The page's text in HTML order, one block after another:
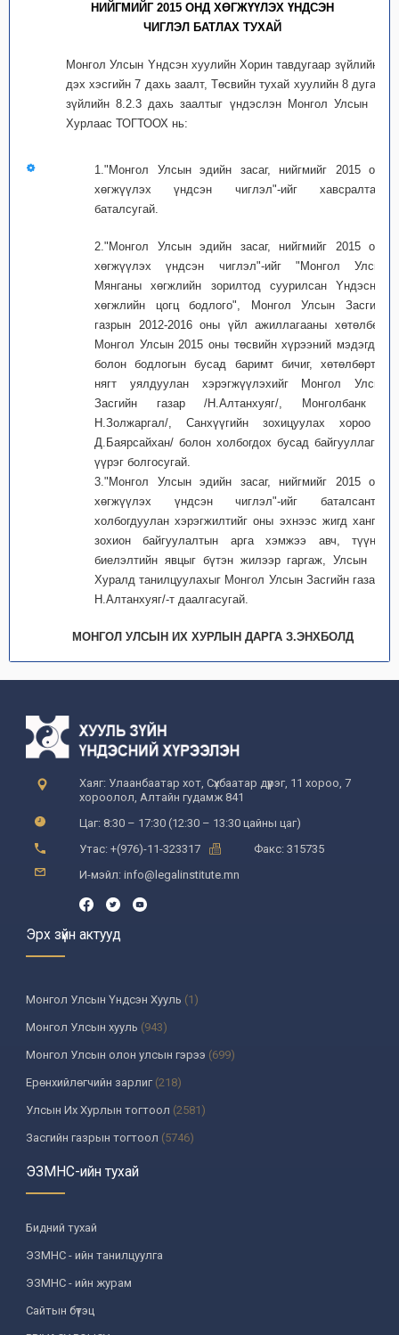
НИЙГМИЙГ 2015 ОНД ХӨГЖҮҮЛЭХ ҮНДСЭН
ЧИГЛЭЛ БАТЛАХ ТУХАЙ
Монгол Улсын Yндсэн хуулийн Хорин тавдугаар зүйлийн 1
дэх хэсгийн 7 дахь заалт, Төсвийн тухай хуулийн 8 дугаар
зүйлийн 8.2.3 дахь заалтыг үндэслэн Монгол Улсын Их
Хурлаас ТОГТООХ нь:
1."Монгол Улсын эдийн засаг, нийгмийг 2015 онд
хөгжүүлэх үндсэн чиглэл"-ийг хавсралтаар
баталсугай.
2."Монгол Улсын эдийн засаг, нийгмийг 2015 онд
хөгжүүлэх үндсэн чиглэл"-ийг "Монгол Улсын
Мянганы хөгжлийн зорилтод суурилсан Yндэсний
хөгжлийн цогц бодлого", Монгол Улсын Засгийн
газрын 2012-2016 оны үйл ажиллагааны хөтөлбөр,
Монгол Улсын 2015 оны төсвийн хүрээний мэдэгдэл
болон бодлогын бусад баримт бичиг, хөтөлбөртэй
нягт уялдуулан хэрэгжүүлэхийг Монгол Улсын
Засгийн газар /Н.Алтанхуяг/, Монголбанк /
Н.Золжаргал/, Санхүүгийн зохицуулах хороо /
Д.Баярсайхан/ болон холбогдох бусад байгууллагад
үүрэг болгосугай.
3."Монгол Улсын эдийн засаг, нийгмийг 2015 онд
хөгжүүлэх үндсэн чиглэл"-ийг баталсантай
холбогдуулан хэрэгжилтийг оны эхнээс жигд хангах
зохион байгуулалтын арга хэмжээ авч, түүний
биелэлтийн явцыг бүтэн жилээр гаргаж, Улсын Их
Хуралд танилцуулахыг Монгол Улсын Засгийн газар /
Н.Алтанхуяг/-т даалгасугай.
МОНГОЛ УЛСЫН ИХ ХУРЛЫН ДАРГА З.ЭНХБОЛД
Хаяг: Улаанбаатар хот, Сүхбаатар дүүрэг, 11 хороо, 7
хороолол, Алтайн гудамж 841
Цаг: 8:30 – 17:30 (12:30 – 13:30 цайны цаг)
Утас: +(976)-11-323317
Факс: 315735
И-мэйл: info@legalinstitute.mn
Эрх зүйн актууд
Монгол Улсын Үндсэн Хууль (1)
Монгол Улсын хууль (943)
Монгол Улсын олон улсын гэрээ (699)
Ерөнхийлөгчийн зарлиг(218)
Улсын Их Хурлын тогтоол (2581)
Засгийн газрын тогтоол (5746)
Үндсэн хуулийн цэцийн шийдвэр
Улсын дээд шүүхийн тогтоол
УИХ-аас томилогддог байгууллагын дарга, түүнтэй адилтгах албан
тушаалтны шийдвэр
Сайдын тушаал(987)
Засгийн газрын агентлагийн даргын тушаал
Хууль, хяналтын байгууллага
ЭЗМНС-ийн тухай
Бидний тухай
ЭЗМНС - ийн танилцуулга
ЭЗМНС - ийн журам
Сайтын бүтэц